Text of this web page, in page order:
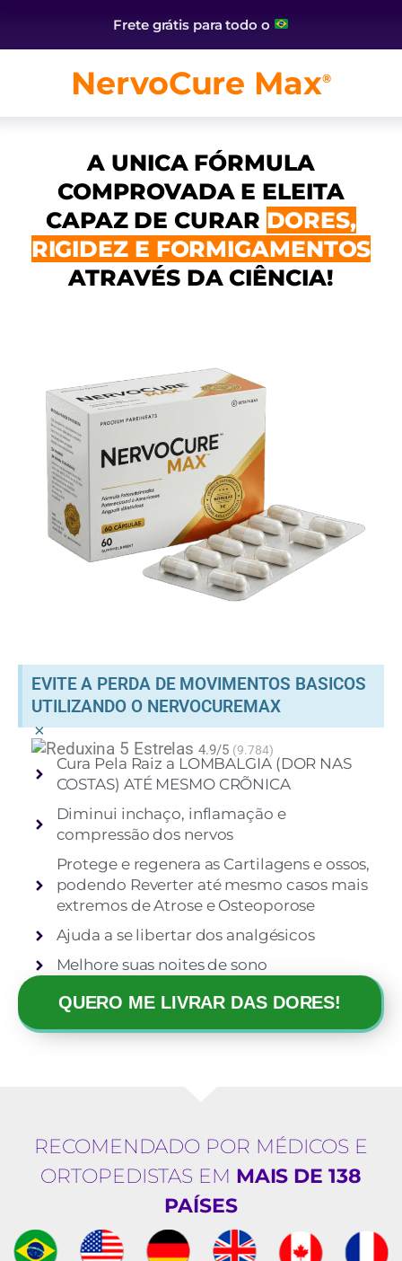
Frete grátis para todo o
NervoCure Max®
A UNICA FÓRMULA
COMPROVADA E ELEITA
CAPAZ DE CURAR DORES,
RIGIDEZ E FORMIGAMENTOS
ATRAVÉS DA CIÊNCIA!
EVITE A PERDA DE MOVIMENTOS BASICOS
UTILIZANDO O NERVOCUREMAX
×
4.9/5 (9.784)
Cura Pela Raiz a LOMBALGIA (DOR NAS
COSTAS) ATÉ MESMO CRÕNICA
Diminui inchaço, inflamação e
compressão dos nervos
Protege e regenera as Cartilagens e ossos,
podendo Reverter até mesmo casos mais
extremos de Atrose e Osteoporose
Ajuda a se libertar dos analgésicos
Melhore suas noites de sono
QUERO ME LIVRAR DAS DORES!
RECOMENDADO POR MÉDICOS E
ORTOPEDISTAS EM MAIS DE 138
PAÍSES